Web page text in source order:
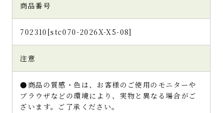
商品番号
702310[stc070-2026X-X5-08]
注意
●商品の質感・色は、お客様のご使用のモニターや
ブラウザなどの環境により、実物と異なる場合がご
ざいます。ご了承ください。